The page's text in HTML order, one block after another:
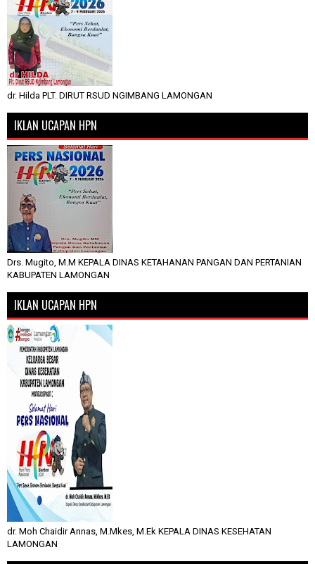
dr. Hilda PLT. DIRUT RSUD NGIMBANG LAMONGAN
IKLAN UCAPAN HPN
Drs. Mugito, M.M KEPALA DINAS KETAHANAN PANGAN DAN PERTANIAN
KABUPATEN LAMONGAN
IKLAN UCAPAN HPN
dr. Moh Chaidir Annas, M.Mkes, M.Ek KEPALA DINAS KESEHATAN
LAMONGAN